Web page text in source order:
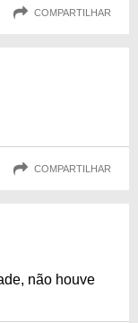
COMPARTILHAR
COMPARTILHAR
não houve